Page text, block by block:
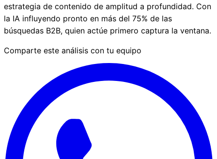
estrategia de contenido de amplitud a profundidad. Con
la IA influyendo pronto en más del 75% de las
búsquedas B2B, quien actúe primero captura la ventana.
Comparte este análisis con tu equipo